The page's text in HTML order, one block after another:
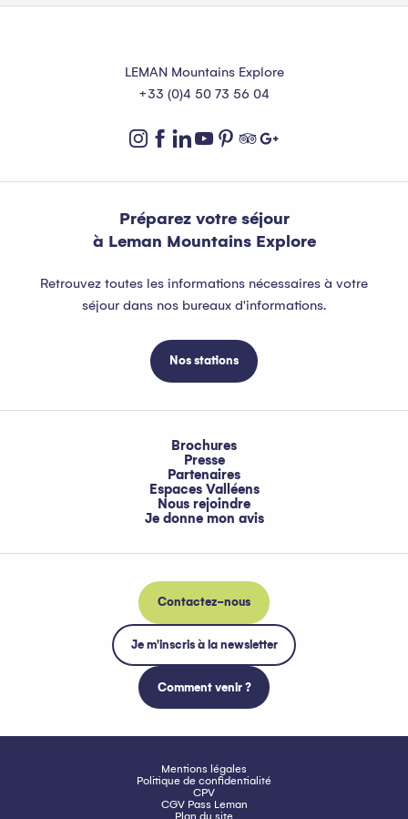
LEMAN Mountains Explore
+33 (0)4 50 73 56 04
Préparez votre séjour
à Leman Mountains Explore
Retrouvez toutes les informations nécessaires à votre
séjour dans nos bureaux d'informations.
Nos stations
Brochures
Presse
Partenaires
Espaces Valléens
Nous rejoindre
Je donne mon avis
Contactez-nous
Je m'inscris à la newsletter
Comment venir ?
Mentions légales
Politique de confidentialité
CPV
CGV Pass Leman
Plan du site